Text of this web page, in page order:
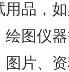
用品，
绘图仪
图片、